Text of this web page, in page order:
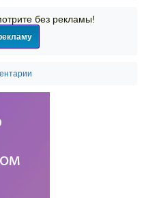
без рекламы!